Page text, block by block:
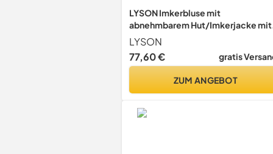
LYSON Imkerbluse mit
abnehmbarem Hut/Imkerjacke mit
Handstulpen mit Daumenloch
Imkerbluse belüftet Professionelle
Imkerbekleidung Imkerjacke mit
LYSON
77,60 €
gratis
ZUM ANGEBOT